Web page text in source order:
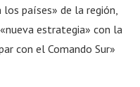
países» de la región,
estrategia» con la
con el Comando Sur»